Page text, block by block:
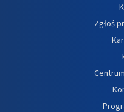
Zgłoś